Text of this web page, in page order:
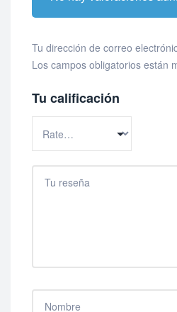
Tu dirección de correo
Los campos obligatorios están
Tu calificación